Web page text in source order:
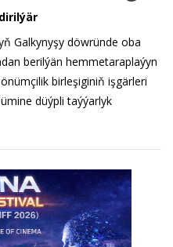
Galkynyşy döwründe oba
berilýän hemmetaraplaýyn
birleşiginiň işgärleri
düýpli taýýarlyk